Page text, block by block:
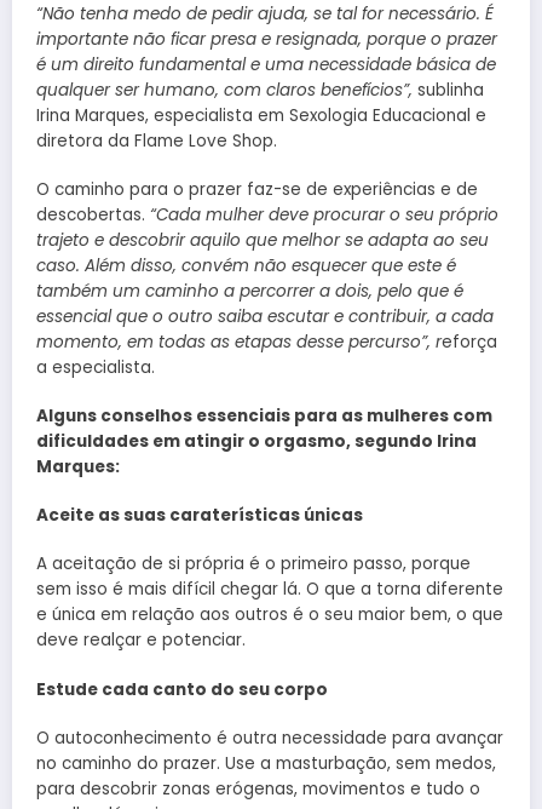
“Não tenha medo de pedir ajuda, se tal for necessário. É
importante não ficar presa e resignada, porque o prazer
é um direito fundamental e uma necessidade básica de
qualquer ser humano, com claros benefícios”, sublinha
Irina Marques, especialista em Sexologia Educacional e
diretora da Flame Love Shop.
O caminho para o prazer faz-se de experiências e de
descobertas. “Cada mulher deve procurar o seu próprio
trajeto e descobrir aquilo que melhor se adapta ao seu
caso. Além disso, convém não esquecer que este é
também um caminho a percorrer a dois, pelo que é
essencial que o outro saiba escutar e contribuir, a cada
momento, em todas as etapas desse percurso”, reforça
a especialista.
Alguns conselhos essenciais para as mulheres com
dificuldades em atingir o orgasmo, segundo Irina
Marques:
Aceite as suas caraterísticas únicas
A aceitação de si própria é o primeiro passo, porque
sem isso é mais difícil chegar lá. O que a torna diferente
e única em relação aos outros é o seu maior bem, o que
deve realçar e potenciar.
Estude cada canto do seu corpo
O autoconhecimento é outra necessidade para avançar
no caminho do prazer. Use a masturbação, sem medos,
para descobrir zonas erógenas, movimentos e tudo o